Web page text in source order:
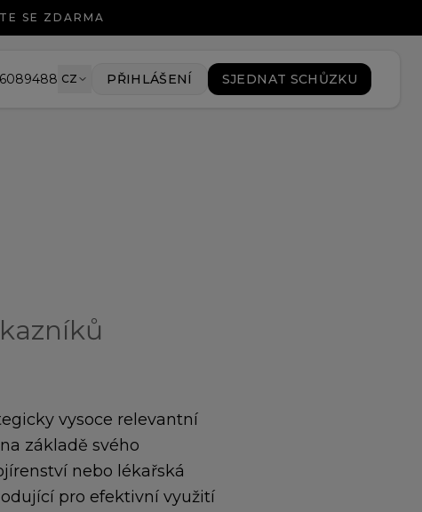
SE ZDARMA
CZ PŘIHLÁŠENÍ SJEDNAT SCHŮZKU
vysoce relevantní
základě svého
nebo lékařská
pro efektivní využití